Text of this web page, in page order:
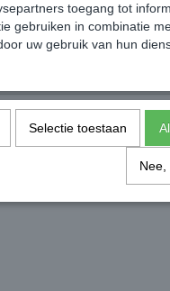
toegang tot
gebruiken in combinatie
uw gebruik van hun
Selectie toestaan
Nee,